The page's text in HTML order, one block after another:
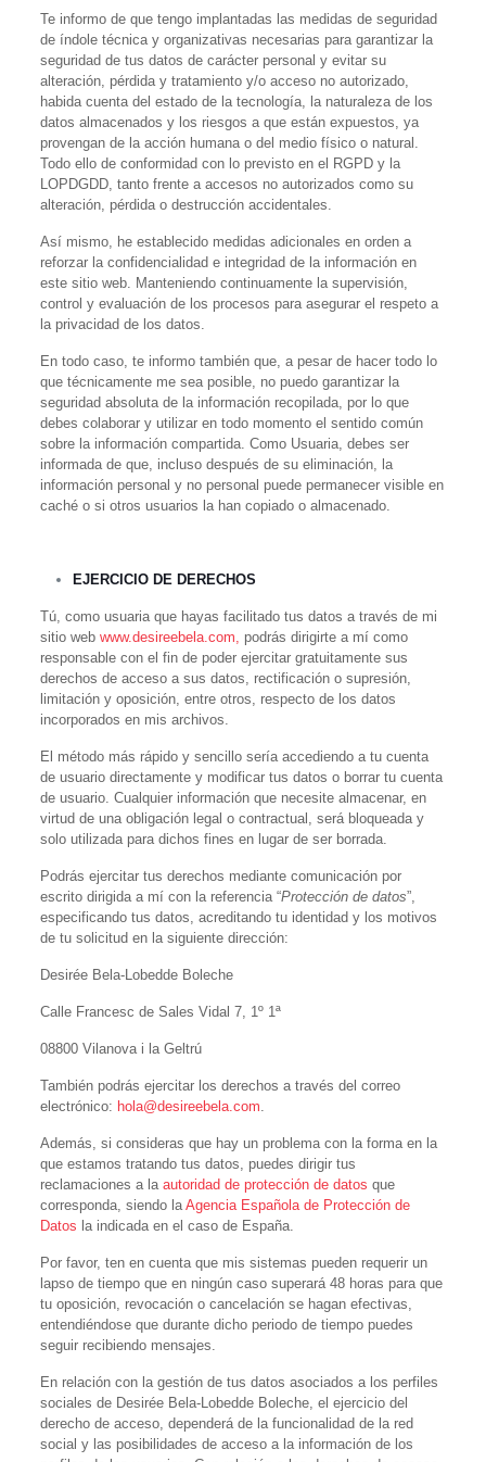
Te informo de que tengo implantadas las medidas de seguridad
de índole técnica y organizativas necesarias para garantizar la
seguridad de tus datos de carácter personal y evitar su
alteración, pérdida y tratamiento y/o acceso no autorizado,
habida cuenta del estado de la tecnología, la naturaleza de los
datos almacenados y los riesgos a que están expuestos, ya
provengan de la acción humana o del medio físico o natural.
Todo ello de conformidad con lo previsto en el RGPD y la
LOPDGDD, tanto frente a accesos no autorizados como su
alteración, pérdida o destrucción accidentales.
Así mismo, he establecido medidas adicionales en orden a
reforzar la confidencialidad e integridad de la información en
este sitio web. Manteniendo continuamente la supervisión,
control y evaluación de los procesos para asegurar el respeto a
la privacidad de los datos.
En todo caso, te informo también que, a pesar de hacer todo lo
que técnicamente me sea posible, no puedo garantizar la
seguridad absoluta de la información recopilada, por lo que
debes colaborar y utilizar en todo momento el sentido común
sobre la información compartida. Como Usuaria, debes ser
informada de que, incluso después de su eliminación, la
información personal y no personal puede permanecer visible en
caché o si otros usuarios la han copiado o almacenado.
EJERCICIO DE DERECHOS
Tú, como usuaria que hayas facilitado tus datos a través de mi
sitio web www.desireebela.com, podrás dirigirte a mí como
responsable con el fin de poder ejercitar gratuitamente sus
derechos de acceso a sus datos, rectificación o supresión,
limitación y oposición, entre otros, respecto de los datos
incorporados en mis archivos.
El método más rápido y sencillo sería accediendo a tu cuenta
de usuario directamente y modificar tus datos o borrar tu cuenta
de usuario. Cualquier información que necesite almacenar, en
virtud de una obligación legal o contractual, será bloqueada y
solo utilizada para dichos fines en lugar de ser borrada.
Podrás ejercitar tus derechos mediante comunicación por
escrito dirigida a mí con la referencia “Protección de datos”,
especificando tus datos, acreditando tu identidad y los motivos
de tu solicitud en la siguiente dirección:
Desirée Bela-Lobedde Boleche
Calle Francesc de Sales Vidal 7, 1º 1ª
08800 Vilanova i la Geltrú
También podrás ejercitar los derechos a través del correo
electrónico: hola@desireebela.com.
Además, si consideras que hay un problema con la forma en la
que estamos tratando tus datos, puedes dirigir tus
reclamaciones a la autoridad de protección de datos que
corresponda, siendo laAgencia Española de Protección de
Datos la indicada en el caso de España.
Por favor, ten en cuenta que mis sistemas pueden requerir un
lapso de tiempo que en ningún caso superará 48 horas para que
tu oposición, revocación o cancelación se hagan efectivas,
entendiéndose que durante dicho periodo de tiempo puedes
seguir recibiendo mensajes.
En relación con la gestión de tus datos asociados a los perfiles
sociales de Desirée Bela-Lobedde Boleche, el ejercicio del
derecho de acceso, dependerá de la funcionalidad de la red
social y las posibilidades de acceso a la información de los